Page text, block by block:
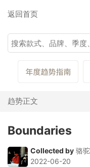
返回首页
趋势正文
Boundaries
Collected by 骆驼
2022-06-20